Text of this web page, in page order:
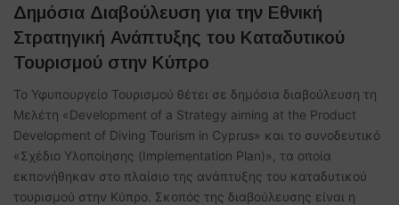
Δημόσια Διαβούλευση για την Εθνική
Στρατηγική Ανάπτυξης του Καταδυτικού
Τουρισμού στην Κύπρο
Το Υφυπουργείο Τουρισμού θέτει σε δημόσια διαβούλευση τη
Μελέτη «Development of a Strategy aiming at the Product
Development of Diving Tourism in Cyprus» και το συνοδευτικό
«Σχέδιο Υλοποίησης (Implementation Plan)», τα οποία
εκπονήθηκαν στο πλαίσιο της ανάπτυξης του καταδυτικού
τουρισμού στην Κύπρο. Σκοπός της διαβούλευσης είναι η